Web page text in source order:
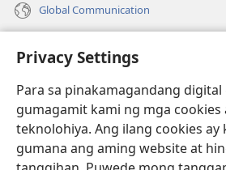
Privacy Settings
Para sa pinakamagandang digital
gumagamit kami ng mga cookies
teknolohiya. Ang ilang cookies ay
gumana ang aming website at
Global Communication
(may
na
bagong
window)
Watchtower ONLINE LIBRARY™
(may
bubukas
na
JW Hub ®